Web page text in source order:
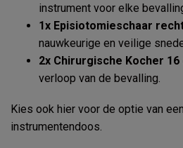
instrument voor elke
1x Episiotomieschaar
nauwkeurige en veilige
2x Chirurgische Kocher 16
verloop van de bevalling.
Kies ook hier voor de optie van
instrumentendoos.